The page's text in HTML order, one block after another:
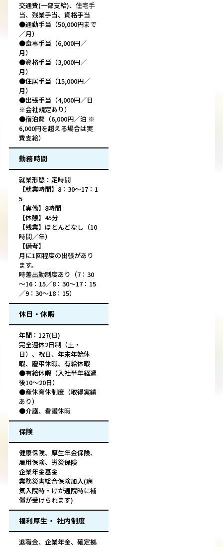
交通費(一部支給)、住宅手
当、残業手当、資格手当
●通勤手当（50,000円まで
／月）
●食事手当（6,000円／
月）
●資格手当（3,000円／
月）
●住居手当（15,000円／
月）
●出張手当（4,000円／日
※会社規定あり）
●宿泊費（6,000円／泊 ※
6,000円を超える場合は実
費支給）
勤務時間
就業形態：定時間
【就業時間】8：30～17：1
5
【実働】8時間
【休憩】45分
【残業】ほとんどなし（10
時間／年）
【備考】
月に1回程度の出張があり
ます。
時差出勤制度あり（7：30
～16：15／8：30～17：15
／9：30～18：15）
休日・休暇
年間：127(日)
完全週休2日制（土・
日）、祝日、年末年始休
暇、慶弔休暇、有給休暇
●有給休暇（入社半年経過
後10～20日）
●産休育休制度（取得実績
あり）
●介護、看護休暇
保険
健康保険、厚生年金保険、
雇用保険、労災保険
企業年金基金
業務災害総合保険加入(病
気入院時・けが通院時に補
償が受けられます)
福利厚生・ 社内制度
退職金、企業年金、確定拠